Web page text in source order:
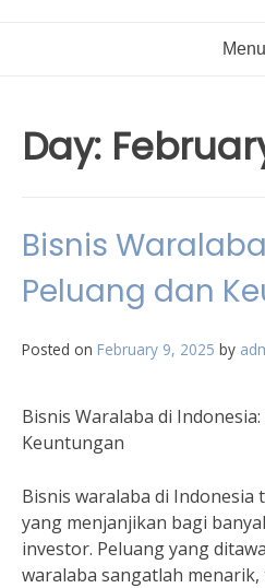
Menu
Day:
Bisnis
Peluang dan
Posted on February 9, 2025 by
Bisnis Waralaba di
Keuntungan
Bisnis waralaba di Indonesia
yang menjanjikan bagi
investor. Peluang yang
waralaba sangatlah